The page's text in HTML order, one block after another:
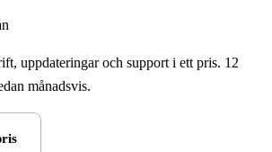
uppdateringar och support i ett pris. 12
månadsvis.